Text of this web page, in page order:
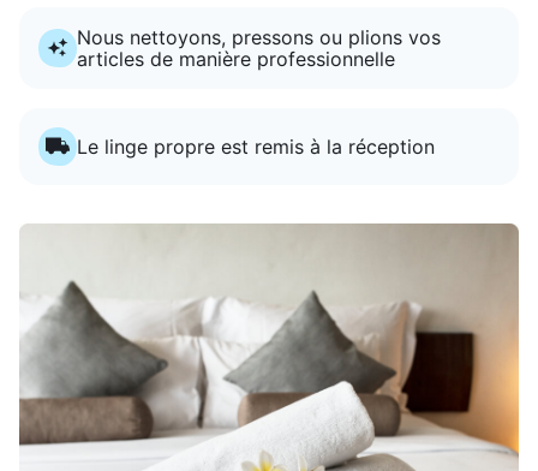
Nous nettoyons, pressons ou plions vos
articles de manière professionnelle
Le linge propre est remis à la réception